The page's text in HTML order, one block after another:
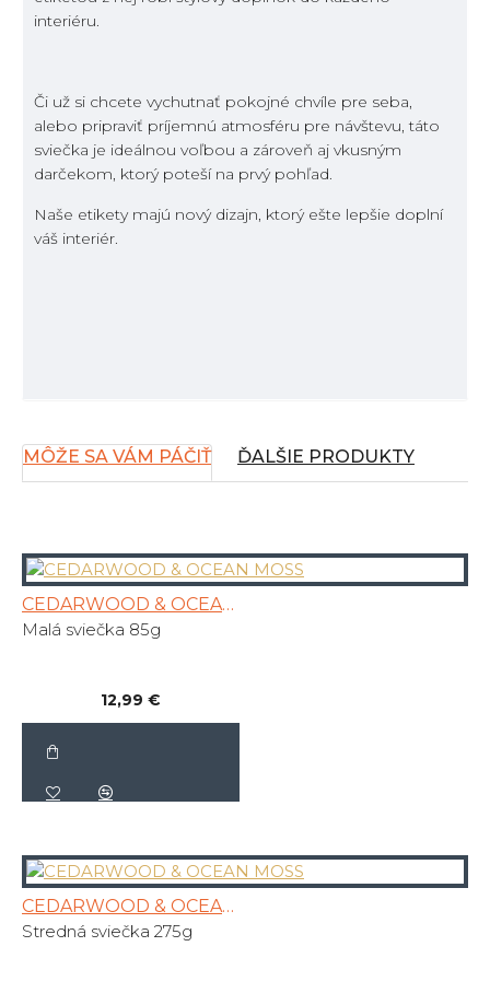
interiéru.
Či už si chcete vychutnať pokojné chvíle pre seba,
alebo pripraviť príjemnú atmosféru pre návštevu, táto
sviečka je ideálnou voľbou a zároveň aj vkusným
darčekom, ktorý poteší na prvý pohľad.
Naše etikety majú nový dizajn, ktorý ešte lepšie doplní
váš interiér.
MÔŽE SA VÁM PÁČIŤ ĎALŠIE PRODUKTY
CEDARWOOD & OCEAN MOSS
Malá sviečka 85g
12,99 €
CEDARWOOD & OCEAN MOSS
Stredná sviečka 275g